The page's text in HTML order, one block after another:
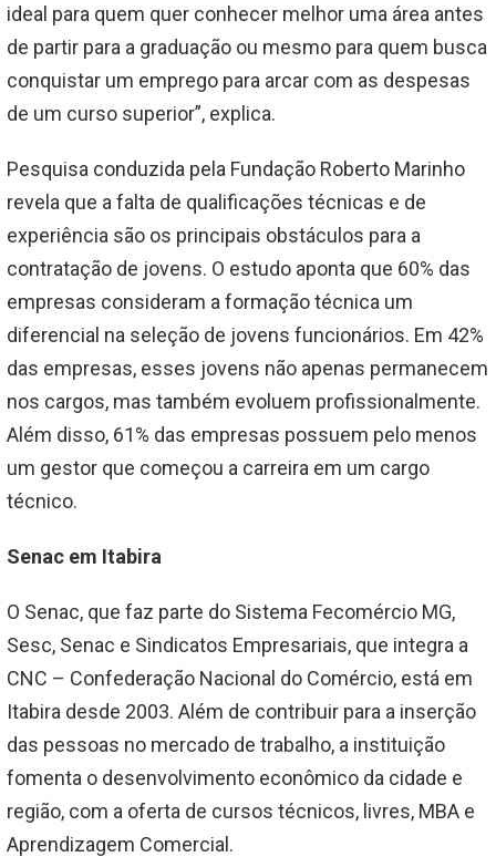
ideal para quem quer conhecer melhor uma área antes
de partir para a graduação ou mesmo para quem busca
conquistar um emprego para arcar com as despesas
de um curso superior”, explica.
Pesquisa conduzida pela Fundação Roberto Marinho
revela que a falta de qualificações técnicas e de
experiência são os principais obstáculos para a
contratação de jovens. O estudo aponta que 60% das
empresas consideram a formação técnica um
diferencial na seleção de jovens funcionários. Em 42%
das empresas, esses jovens não apenas permanecem
nos cargos, mas também evoluem profissionalmente.
Além disso, 61% das empresas possuem pelo menos
um gestor que começou a carreira em um cargo
técnico.
Senac em Itabira
O Senac, que faz parte do Sistema Fecomércio MG,
Sesc, Senac e Sindicatos Empresariais, que integra a
CNC – Confederação Nacional do Comércio, está em
Itabira desde 2003. Além de contribuir para a inserção
das pessoas no mercado de trabalho, a instituição
fomenta o desenvolvimento econômico da cidade e
região, com a oferta de cursos técnicos, livres, MBA e
Aprendizagem Comercial.